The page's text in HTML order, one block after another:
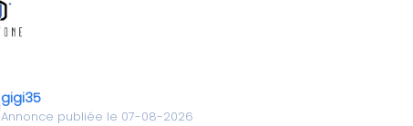
gigi35
Annonce publiée le 07-08-2026